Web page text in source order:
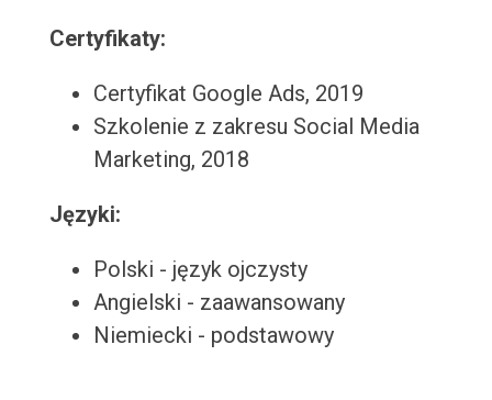
Certyfikaty:
Certyfikat Google Ads, 2019
Szkolenie z zakresu Social Media
Marketing, 2018
Języki:
Polski - język ojczysty
Angielski - zaawansowany
Niemiecki - podstawowy